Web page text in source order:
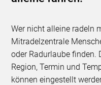
Wer nicht alleine radeln
Mitradelzentrale
oder Radurlaube finden.
Region, Termin und
können eingestellt